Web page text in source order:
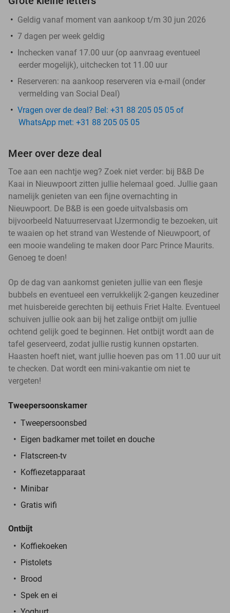
Geldig vanaf moment van aankoop t/m 30 jun 2026
7 dagen per week geldig
Inchecken vanaf 17.00 uur (op aanvraag eventueel
eerder mogelijk), uitchecken tot 11.00 uur
Reserveren: na aankoop reserveren via e-mail (onder
vermelding van Social Deal)
Vragen over de deal? Bel: +31 88 205 05 05 of
WhatsApp met: +31 88 205 05 05
Meer over deze deal
Toe aan een nachtje weg? Zoek niet verder: bij B&B De
Kaai in Nieuwpoort zitten jullie helemaal goed. Jullie gaan
namelijk genieten van een fijne overnachting in
Nieuwpoort. De B&B is een goede uitvalsbasis om
bijvoorbeeld Natuurreservaat IJzermondig te bezoeken, uit
te waaien op het strand van Westende of Nieuwpoort, of
een mooie wandeling te maken door Parc Prince Maurits.
Genoeg te doen!
Op de dag van aankomst genieten jullie van een flesje
bubbels en eventueel een verrukkelijk 2-gangen keuzediner
met huisbereide gerechten bij eethuis Friet Halte. Eventueel
schuiven jullie ook aan bij het zalige ontbijt om jullie
ochtend gelijk goed te beginnen. Het ontbijt wordt aan de
tafel geserveerd, zodat jullie rustig kunnen opstarten.
Haasten hoeft niet, want jullie hoeven pas om 11.00 uur uit
te checken. Dat wordt een mini-vakantie om niet te
vergeten!
Tweepersoonskamer
Tweepersoonsbed
Eigen badkamer met toilet en douche
Flatscreen-tv
Koffiezetapparaat
Minibar
Gratis wifi
Ontbijt
Koffiekoeken
Pistolets
Brood
Spek en ei